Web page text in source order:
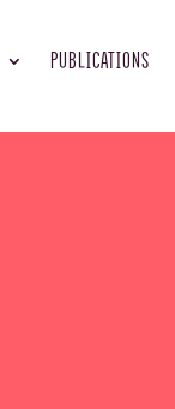
PUBLICATIONS